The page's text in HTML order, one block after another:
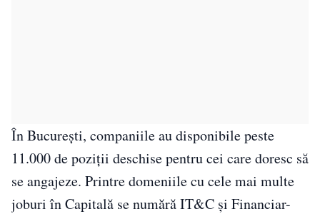
În București, companiile au disponibile peste
11.000 de poziții deschise pentru cei care doresc să
se angajeze. Printre domeniile cu cele mai multe
joburi în Capitală se numără IT&C și Financiar-